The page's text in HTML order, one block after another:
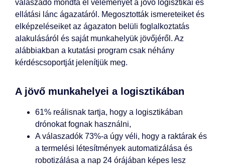
válaszadó mondta el véleményét a jövő logisztikai és
ellátási lánc ágazatáról. Megosztották ismereteiket és
elképzeléseiket az ágazaton belüli foglalkoztatás
alakulásáról és saját munkahelyük jövőjéről. Az
alábbiakban a kutatási program csak néhány
kérdéscsoportját jelenítjük meg.
A jövő munkahelyei a logisztikában
61% reálisnak tartja, hogy a logisztikában
drónokat fognak használni,
A válaszadók 73%-a úgy véli, hogy a raktárak és
a termelési létesítmények automatizálása és
robotizálása a nap 24 órájában képes lesz